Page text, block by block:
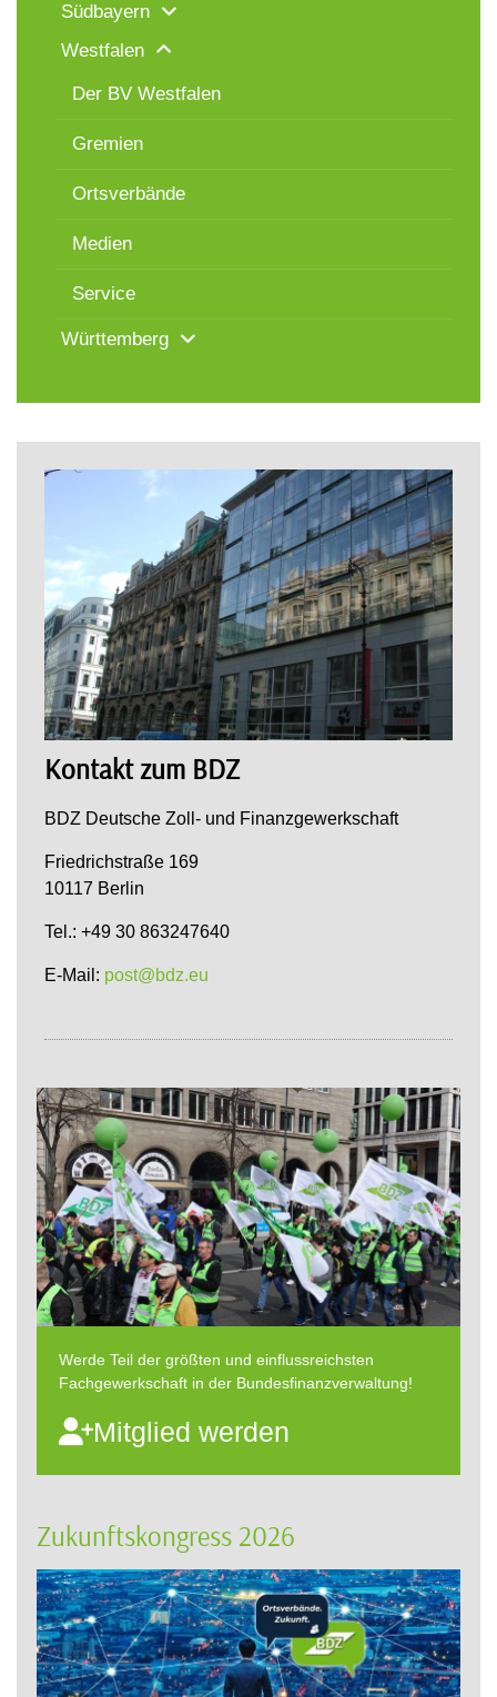
Südbayern
Westfalen
Der BV Westfalen
Gremien
Ortsverbände
Medien
Service
Württemberg
Kontakt zum BDZ
BDZ Deutsche Zoll- und Finanzgewerkschaft
Friedrichstraße 169
10117 Berlin
Tel.: +49 30 863247640
E-Mail: post@bdz.eu
Werde Teil der größten und einflussreichsten
Fachgewerkschaft in der Bundesfinanzverwaltung!
Mitglied werden
Zukunftskongress 2026